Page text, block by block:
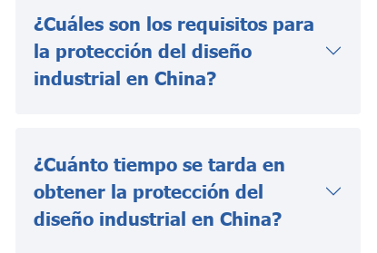
¿Cuáles son los requisitos para
la protección del diseño
industrial en China?
¿Cuánto tiempo se tarda en
obtener la protección del
diseño industrial en China?